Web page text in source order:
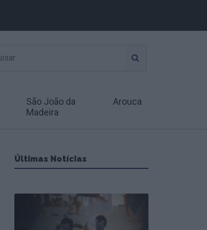
São João da
Madeira
Arouca
Últimas Notícias